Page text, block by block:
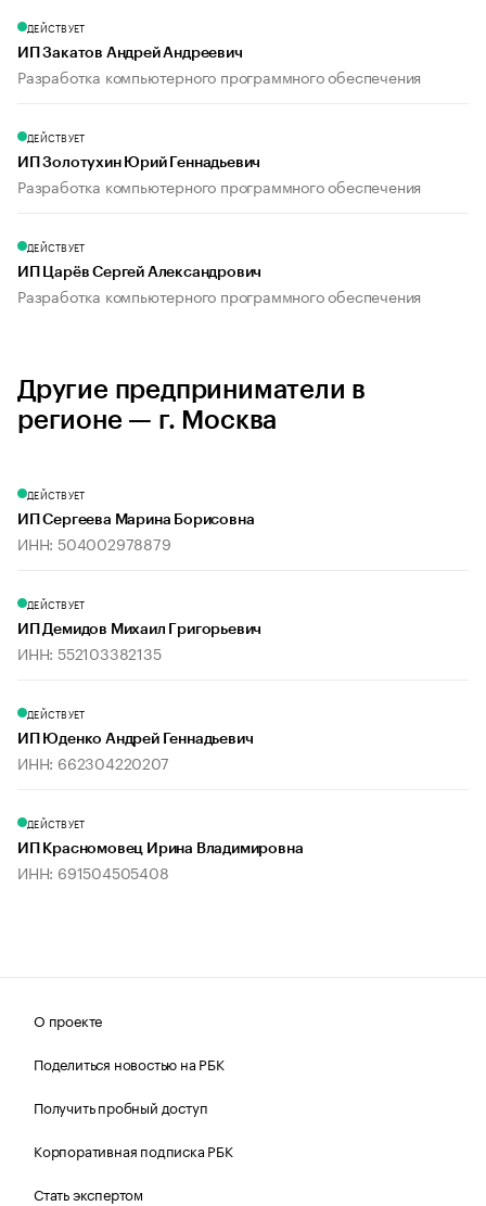
ДЕЙСТВУЕТ
ИП Закатов Андрей Андреевич
Разработка компьютерного программного обеспечения
ДЕЙСТВУЕТ
ИП Золотухин Юрий Геннадьевич
Разработка компьютерного программного обеспечения
ДЕЙСТВУЕТ
ИП Царёв Сергей Александрович
Разработка компьютерного программного обеспечения
Другие предприниматели в
регионе — г. Москва
ДЕЙСТВУЕТ
ИП Сергеева Марина Борисовна
ИНН: 504002978879
ДЕЙСТВУЕТ
ИП Демидов Михаил Григорьевич
ИНН: 552103382135
ДЕЙСТВУЕТ
ИП Юденко Андрей Геннадьевич
ИНН: 662304220207
ДЕЙСТВУЕТ
ИП Красномовец Ирина Владимировна
ИНН: 691504505408
О проекте
Поделиться новостью на РБК
Получить пробный доступ
Корпоративная подписка РБК
Стать экспертом